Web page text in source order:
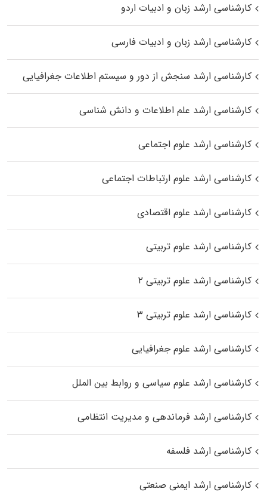
کارشناسی ارشد زبان و ادبیات اردو
کارشناسی ارشد زبان و ادبیات فارسی
کارشناسی ارشد سنجش از دور و سیستم اطلاعات جغرافیایی
کارشناسی ارشد علم اطلاعات و دانش شناسی
کارشناسی ارشد علوم اجتماعی
کارشناسی ارشد علوم ارتباطات اجتماعی
کارشناسی ارشد علوم اقتصادی
کارشناسی ارشد علوم تربیتی
کارشناسی ارشد علوم تربیتی ۲
کارشناسی ارشد علوم تربیتی ۳
کارشناسی ارشد علوم جغرافیایی
کارشناسی ارشد علوم سیاسی و روابط بین الملل
کارشناسی ارشد فرماندهی و مدیریت انتظامی
کارشناسی ارشد فلسفه
کارشناسی ارشد ایمنی صنعتی